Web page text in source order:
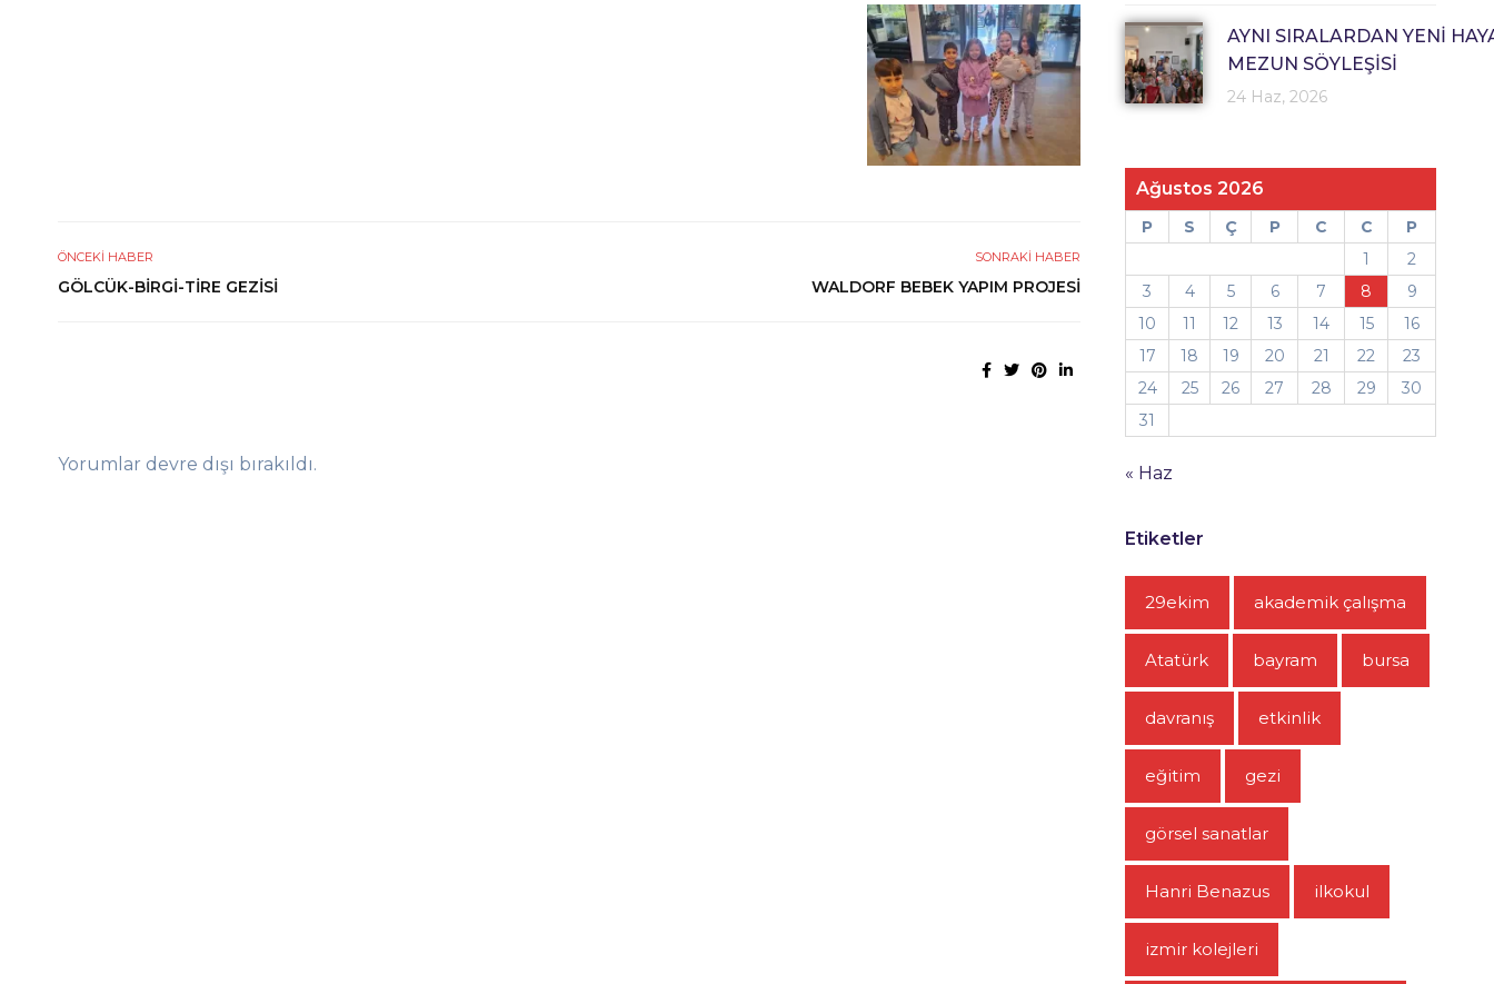
ÖNCEKI HABER
GÖLCÜK-BİRGİ-TİRE GEZİSİ
SONRAKI HABER
WALDORF BEBEK YAPIM PROJESİ
Yorumlar devre dışı bırakıldı.
AYNI SIRALARDAN YENİ
MEZUN SÖYLEŞİSİ
24 Haz, 2026
Ağustos 2026
P S Ç P C C
P
1
2
3
4 5 6 7 8
9
10
11 12 13 14 15
16
17
18 19 20 21 22
23
24
25 26 27 28 29
30
31
« Haz
Etiketler
29ekim akademik çalışma
Atatürk bayram bursa
davranış etkinlik
eğitim gezi
görsel sanatlar
Hanri Benazus ilkokul
izmir kolejleri